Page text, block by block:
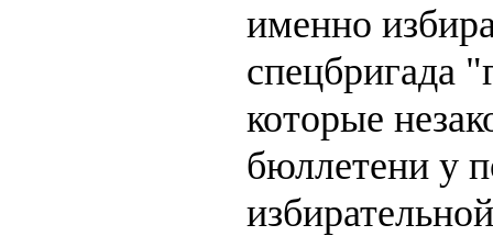
именно
спецбригада
которые
бюллетени у